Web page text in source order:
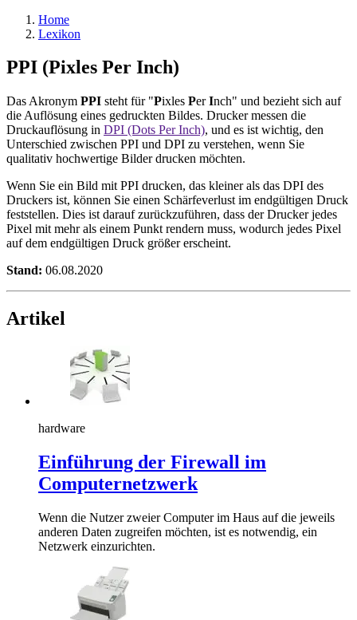
Home
Lexikon
PPI (Pixles Per Inch)
Das Akronym PPI steht für "Pixles PerInch" und bezieht sich auf
die Auflösung eines gedruckten Bildes. Drucker messen die
Druckauflösung in DPI (Dots Per Inch), und es ist wichtig, den
Unterschied zwischen PPI und DPI zu verstehen, wenn Sie
qualitativ hochwertige Bilder drucken möchten.
Wenn Sie ein Bild mit PPI drucken, das kleiner als das DPI des
Druckers ist, können Sie einen Schärfeverlust im endgültigen Druck
feststellen. Dies ist darauf zurückzuführen, dass der Drucker jedes
Pixel mit mehr als einem Punkt rendern muss, wodurch jedes Pixel
auf dem endgültigen Druck größer erscheint.
Stand: 06.08.2020
Artikel
hardware
Einführung der Firewall im
Computernetzwerk
Wenn die Nutzer zweier Computer im Haus auf die jeweils
anderen Daten zugreifen möchten, ist es notwendig, ein
Netzwerk einzurichten.